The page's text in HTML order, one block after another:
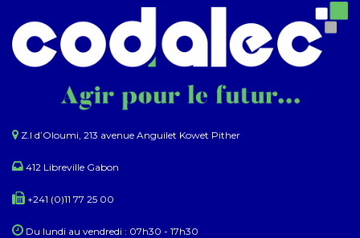
Z.I d’Oloumi, 213 avenue Anguilet Kowet Pither​
412 Libreville Gabon
+241 (0)11 77 25 00
Du lundi au ​​vendredi : 07h30 - 17h30